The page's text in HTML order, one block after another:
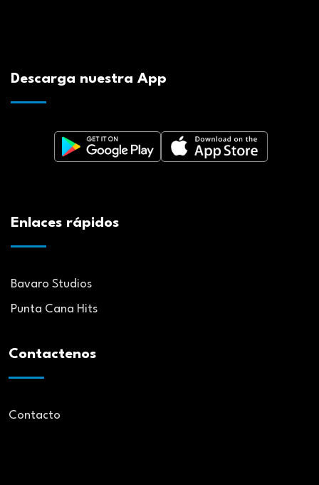
Descarga nuestra App
Enlaces rápidos
Bavaro Studios
Punta Cana Hits
Contactenos
Contacto